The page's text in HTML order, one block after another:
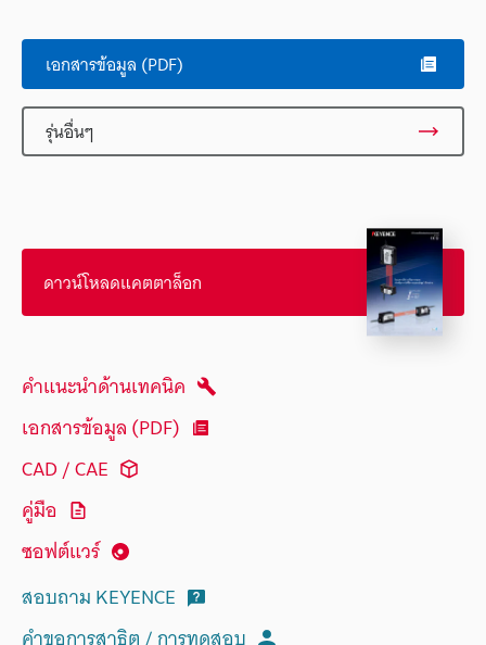
เอกสารข้อมูล (PDF)
รุ่นอื่นๆ
ดาวน์โหลดแคตตาล็อก
คำแนะนำด้านเทคนิค
เอกสารข้อมูล (PDF)
CAD / CAE
คู่มือ
ซอฟต์แวร์
สอบถาม KEYENCE
คำขอการสาธิต / การทดสอบ